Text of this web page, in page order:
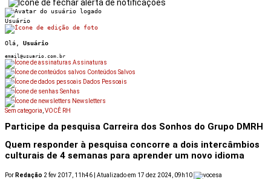
Usuário
Olá, Usuário
email@usuario.com.br
Assinaturas
Conteúdos Salvos
Dados Pessoais
Senhas
Newsletters
Sem categoria VOCÊ RH
Participe da pesquisa Carreira dos Sonhos do Grupo DMRH
Quem responder à pesquisa concorre a dois intercâmbios
culturais de 4 semanas para aprender um novo idioma
Por Redação 2 fev 2017, 11h46 | Atualizado em 17 dez 2024, 09h10